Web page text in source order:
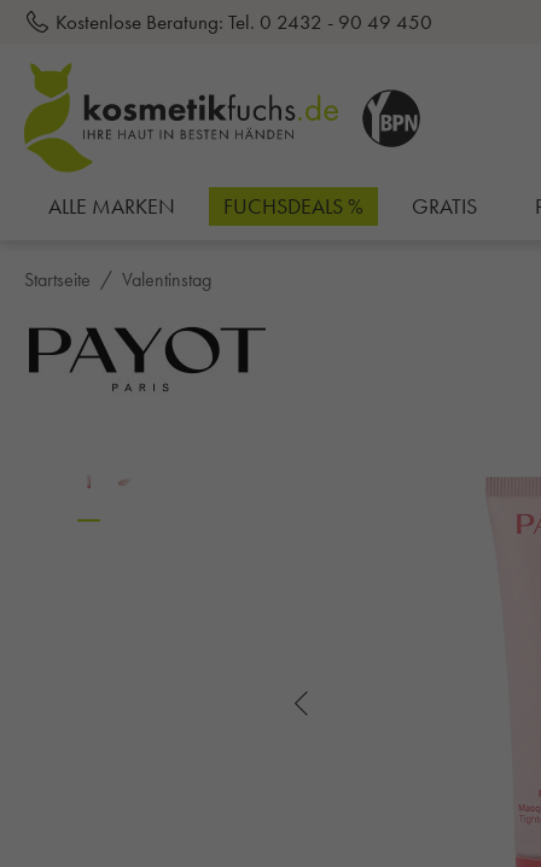
springen
Kostenlose Beratung: Tel. 0 2432 - 90 49 450
ALLE MARKEN FUCHSDEALS % GRATIS
Startseite Valentinstag